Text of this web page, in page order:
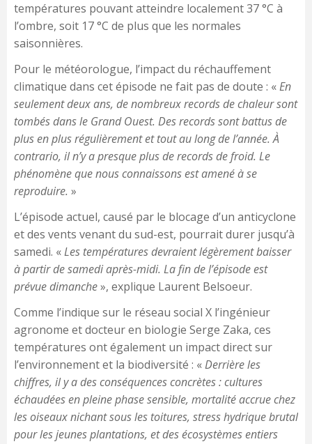
températures pouvant atteindre localement 37 °C à
l’ombre, soit 17 °C de plus que les normales
saisonnières.
Pour le météorologue, l’impact du réchauffement
climatique dans cet épisode ne fait pas de doute : «En
seulement deux ans, de nombreux records de chaleur sont
tombés dans le Grand Ouest. Des records sont battus de
plus en plus régulièrement et tout au long de l’année. À
contrario, il n’y a presque plus de records de froid. Le
phénomène que nous connaissons est amené à se
reproduire. »
L’épisode actuel, causé par le blocage d’un anticyclone
et des vents venant du sud-est, pourrait durer jusqu’à
samedi. «Les températures devraient légèrement baisser
à partir de samedi après-midi. La fin de l’épisode est
prévue dimanche», explique Laurent Belsoeur.
Comme l’indique sur le réseau social X l’ingénieur
agronome et docteur en biologie Serge Zaka, ces
températures ont également un impact direct sur
l’environnement et la biodiversité : «Derrière les
chiffres, il y a des conséquences concrètes : cultures
échaudées en pleine phase sensible, mortalité accrue chez
les oiseaux nichant sous les toitures, stress hydrique brutal
pour les jeunes plantations, et des écosystèmes entiers